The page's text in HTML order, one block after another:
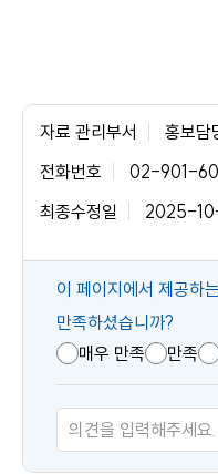
자료 관리부서
홍보담
전화번호
02-901-
최종수정일
2025-
콘
텐
츠
만
족
도
이 페이지에서 제공하
만족하셨습니까?
매우 만족
만족